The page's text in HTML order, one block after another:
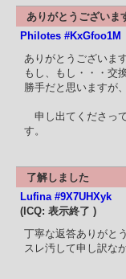
ありがとうございま
Philotes #KxGfoo1M
ありがとうございま
もし、もし・・・交
勝手だと思いますが
申し出てくださっ
す。
了解しました
Lufina #9X7UHXyk
(ICQ: 表示終了 )
丁寧な返答ありがと
スレ汚して申し訳な